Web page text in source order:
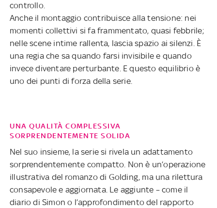
controllo.
Anche il montaggio contribuisce alla tensione: nei
momenti collettivi si fa frammentato, quasi febbrile;
nelle scene intime rallenta, lascia spazio ai silenzi. È
una regia che sa quando farsi invisibile e quando
invece diventare perturbante. E questo equilibrio è
uno dei punti di forza della serie.
UNA QUALITÀ COMPLESSIVA
SORPRENDENTEMENTE SOLIDA
Nel suo insieme, la serie si rivela un adattamento
sorprendentemente compatto. Non è un’operazione
illustrativa del romanzo di Golding, ma una rilettura
consapevole e aggiornata. Le aggiunte – come il
diario di Simon o l’approfondimento del rapporto